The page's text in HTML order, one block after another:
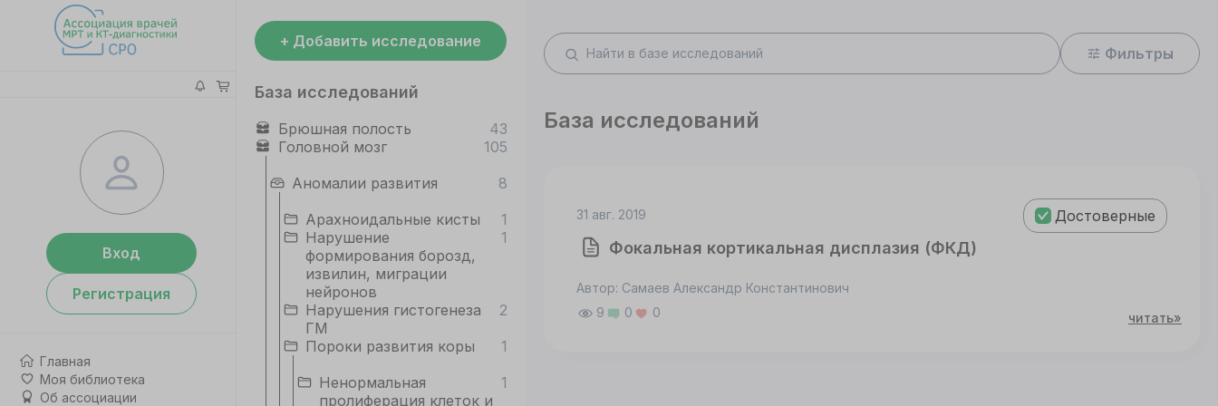
Вход
Регистрация
Главная
Моя библиотека
Об ассоциации
+ Добавить исследование
База исследований
Брюшная полость
43
Головной мозг
105
Аномалии развития
8
Арахноидальные кисты
1
Нарушение
формирования борозд,
извилин, миграции
нейронов
1
Нарушения гистогенеза
ГМ
2
Пороки развития коры
1
Ненормальная
пролиферация клеток и
1
Фильтры
База исследований
Достоверные
31 авг. 2019
Фокальная кортикальная дисплазия (ФКД)
Автор: Самаев Александр Константинович
9
0 0 читать»